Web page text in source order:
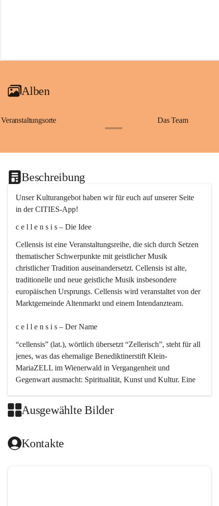
Alben
Veranstaltungsorte Das Team
Beschreibung
Unser Kulturangebot haben wir für euch auf unserer Seite
in der CITIES-App!
c e l l e n s i s – Die Idee
Cellensis ist eine Veranstaltungsreihe, die sich durch Setzen
thematischer Schwerpunkte mit geistlicher Musik
christlicher Tradition auseinandersetzt. Cellensis ist alte,
traditionelle und neue geistliche Musik insbesondere
europäischen Ursprungs. Cellensis wird veranstaltet von der
Marktgemeinde Altenmarkt und einem Intendanzteam.
c e l l e n s i s – Der Name
“cellensis” (lat.), wörtlich übersetzt “Zellerisch”, steht für all
jenes, was das ehemalige Benediktinerstift Klein-
MariaZELL im Wienerwald in Vergangenheit und
Gegenwart ausmacht: Spiritualität, Kunst und Kultur. Eine
Kirchenmusik, dem kunstvollen Lob Gottes.
Das kirchenmusikalische Festival Cellensis wird seit dem
Ausgewählte Bilder
Kontakte